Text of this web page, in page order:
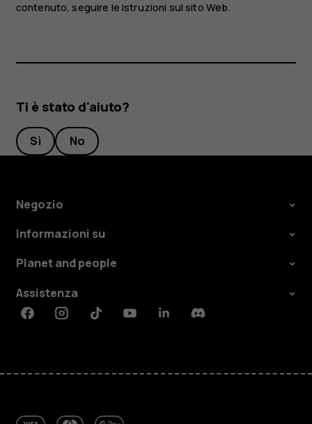
contenuto, seguire le istruzioni sul sito Web.
Ti è stato d'aiuto?
Sì No
Negozio
Informazioni su
Planet and people
Assistenza
FacebookInstagramTiktokYoutubeLinkedinDiscord